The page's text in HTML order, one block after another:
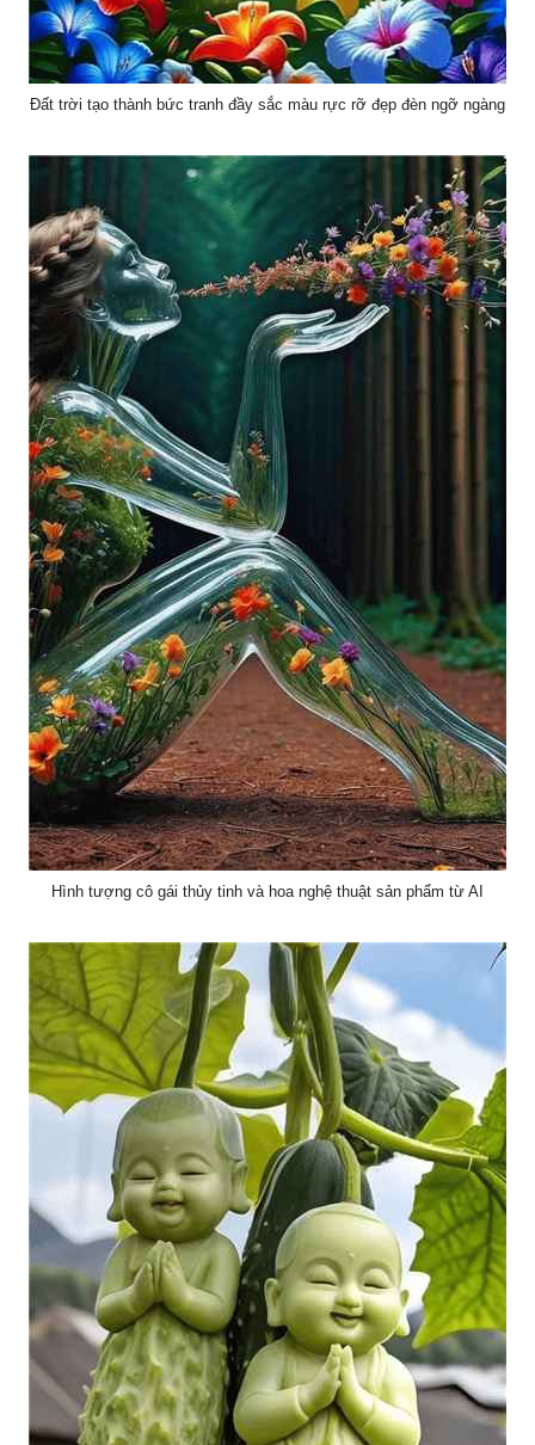
Đất trời tạo thành bức tranh đầy sắc màu rực rỡ đẹp đèn ngỡ ngàng
Hình tượng cô gái thủy tinh và hoa nghệ thuật sản phẩm từ AI